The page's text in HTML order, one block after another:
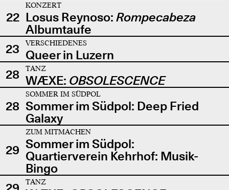
22
KONZERT
Losus Reynoso: Rompecabeza
Albumtaufe
23
VERSCHIEDENES
Queer in Luzern
28
TANZ
WÆXE: OBSOLESCENCE
28
SOMMER IM SÜDPOL
Sommer im Südpol: Deep Fried
Galaxy
29
ZUM MITMACHEN
Sommer im Südpol:
Quartierverein Kehrhof: Musik-
Bingo
TANZ